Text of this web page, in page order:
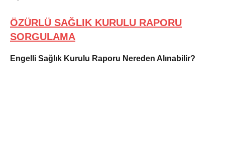
ÖZÜRLÜ SAĞLIK KURULU RAPORU
SORGULAMA
Engelli Sağlık Kurulu Raporu Nereden Alınabilir?